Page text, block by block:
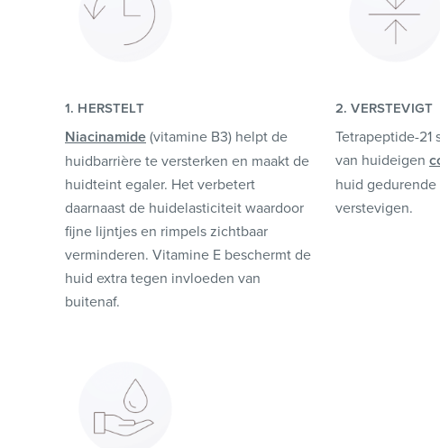
1. HERSTELT
Niacinamide(vitamine B3) helpt de
huidbarrière te versterken en maakt de
huidteint egaler. Het verbetert
daarnaast de huidelasticiteit waardoor
fijne lijntjes en rimpels zichtbaar
verminderen. Vitamine E beschermt de
huid extra tegen invloeden van
buitenaf.
2. VERSTEVIGT
Tetrapeptide-21
van huideigen
huid
verstevigen.